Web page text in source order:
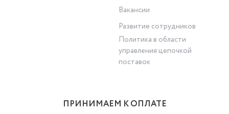
Вакансии
Развитие сотрудников
Политика в области
управления цепочкой
поставок
ПРИНИМАЕМ К ОПЛАТЕ